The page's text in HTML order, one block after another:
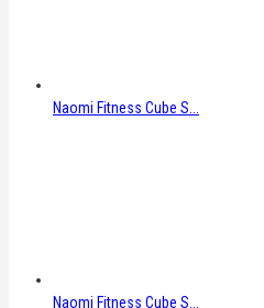
Naomi Fitness Cube S...
Naomi Fitness Cube S...